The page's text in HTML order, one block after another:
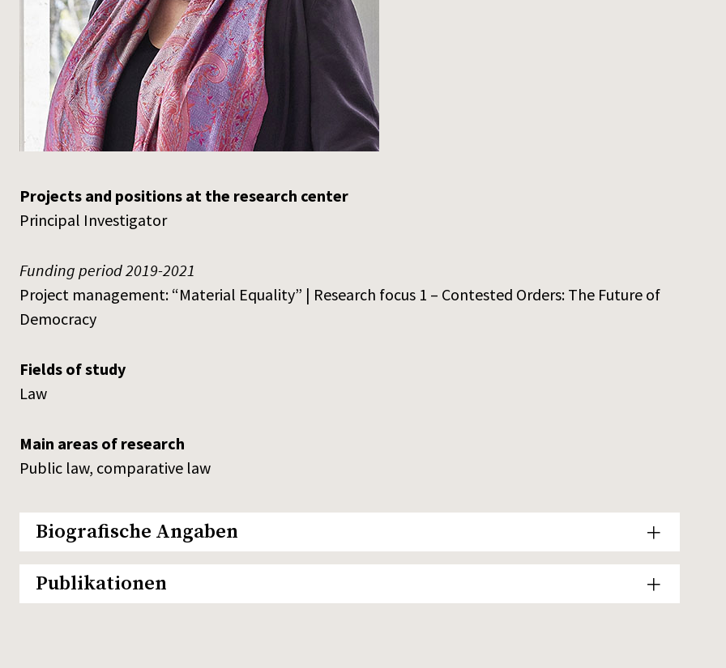
Projects and positions at the research center
Principal Investigator
Funding period 2019-2021
Project management: “Material Equality” | Research focus 1 – Contested Orders: The Future of
Democracy
Fields of study
Law
Main areas of research
Public law, comparative law
Biografische Angaben
Publikationen